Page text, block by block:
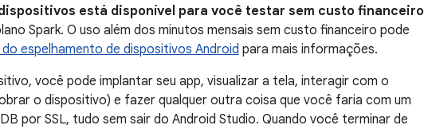
está disponível para você testar sem custo financeiro
Spark. O uso além dos minutos mensais sem custo financeiro pode
espelhamento de dispositivos Android para mais informações.
você pode implantar seu app, visualizar a tela, interagir com o
o dispositivo) e fazer qualquer outra coisa que você faria com um
por SSL, tudo sem sair do Android Studio. Quando você terminar de